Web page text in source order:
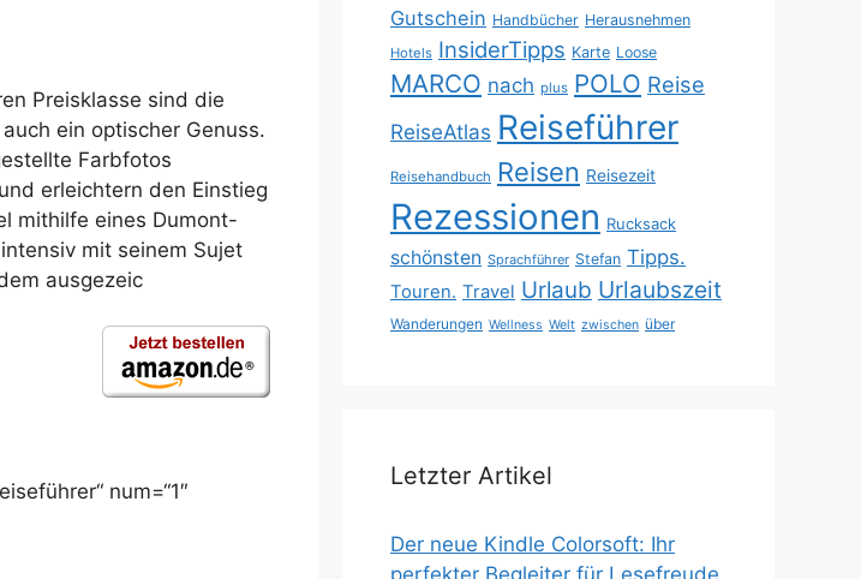
Preisklasse sind die
ein optischer Genuss.
Farbfotos
erleichtern den Einstieg
mithilfe eines Dumont-
mit seinem Sujet
ausgezeic
num=“1″
Gutschein Handbücher Herausnehmen
Hotels InsiderTipps Karte Loose
MARCO nach plus POLO Reise
ReiseAtlas Reiseführer
Reisehandbuch Reisen Reisezeit
Rezessionen Rucksack
schönsten Sprachführer Stefan Tipps.
Touren. Travel Urlaub Urlaubszeit
Wanderungen Wellness Welt zwischen über
Letzter Artikel
Der neue Kindle Colorsoft: Ihr
perfekter Begleiter für Lesefreude